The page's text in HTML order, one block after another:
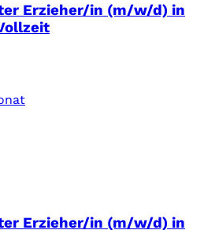
Erzieher/in (m/w/d) in
Erzieher/in (m/w/d) in